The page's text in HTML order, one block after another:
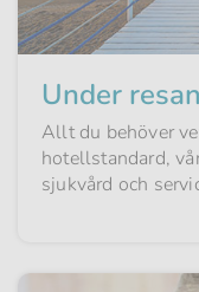
Under resan
Allt du behöver
hotellstandard,
sjukvård och